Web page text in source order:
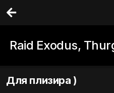
Raid Exodus,
Для плизира )